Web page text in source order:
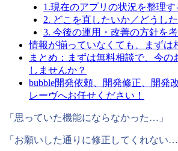
1.現在のアプリの状況を整理す
2. どこを直したいか／どうし
3. 今後の運用・改善の方針を考
情報が揃っていなくても、まずは
まとめ：まずは無料相談で、今の
しませんか？
bubble開発依頼、開発修正、開発
レーヴへお任せください！
「思っていた機能にならなかった…」
「お願いした通りに修正してくれない…